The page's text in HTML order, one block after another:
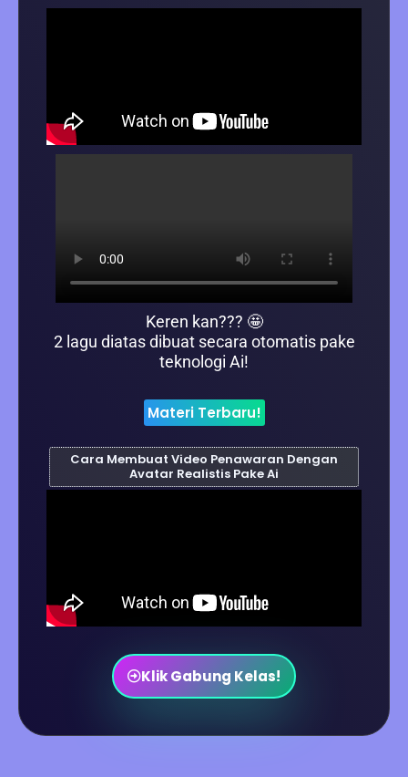
Keren kan??? 🤩
2 lagu diatas dibuat secara otomatis pake
teknologi Ai!
Materi Terbaru!
Cara Membuat Video Penawaran Dengan
Avatar Realistis Pake Ai
Klik Gabung Kelas!